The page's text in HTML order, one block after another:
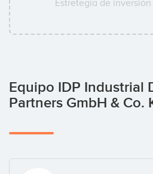
Estretegía de
Equipo IDP Industrial
Partners GmbH & Co.